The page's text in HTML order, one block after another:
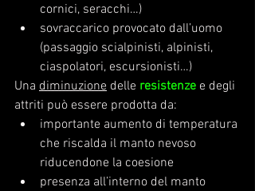
cornici, seracchi…)
sovraccarico provocato dall’uomo
(passaggio scialpinisti, alpinisti,
ciaspolatori, escursionisti…)
Una diminuzione delle resistenze e degli
attriti può essere prodotta da:
importante aumento di temperatura
che riscalda il manto nevoso
riducendone la coesione
presenza all’interno del manto